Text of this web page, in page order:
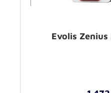
Evolis